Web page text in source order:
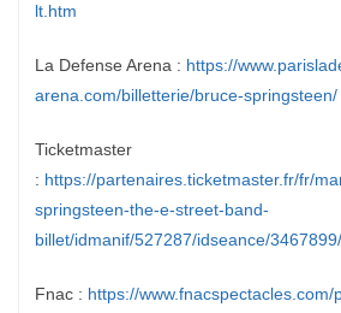
lt.htm
La Defense Arena : https://
arena.com/billetterie/bruce-springsteen/
Ticketmaster
: https://partenaires.ticketmaster.fr/fr/
springsteen-the-e-street-band-
billet/idmanif/527287/idseance/
Fnac : https://